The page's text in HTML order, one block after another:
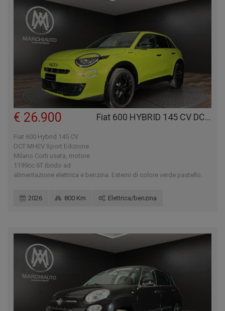
Fiat 600 HYBRID 145 CV DCT MHEV SPORT EDIZIONE MILANO CORTI
€ 26.900
Fiat 600 Hybrid 145 CV
DCT MHEV Sport Edizione
Milano Corti usata, motore
1199cc 6T ibrido ad
alimentazione elettrica e benzina. Esterni di colore verde pastello.
2026 800 Km Elettrica/benzina